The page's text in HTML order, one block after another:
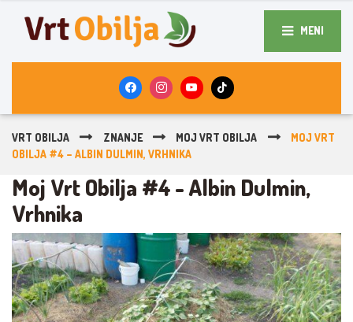
MENI
VRT OBILJA ZNANJE MOJ VRT OBILJA
MOJ VRT
OBILJA #4 – ALBIN DULMIN, VRHNIKA
Moj Vrt Obilja #4 - Albin Dulmin,
Vrhnika